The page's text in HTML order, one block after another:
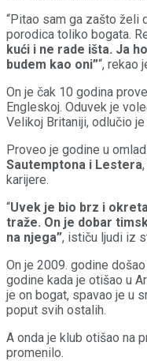
“Pitao sam ga zašto želi
porodica toliko bogata.
kući i ne rade išta. Ja
budem kao oni”“, rekao
On je čak 10 godina
Engleskoj. Oduvek je
Velikoj Britaniji, odlučio
Proveo je godine u
Sautemptona i Lestera
karijere.
“Uvek je bio brz i
traže. On je dobar
na njega”, ističu ljudi iz
On je 2009. godine
godine kada je otišao u
je on bogat, spavao je u
poput svih ostalih.
A onda je klub otišao na
promenilo.